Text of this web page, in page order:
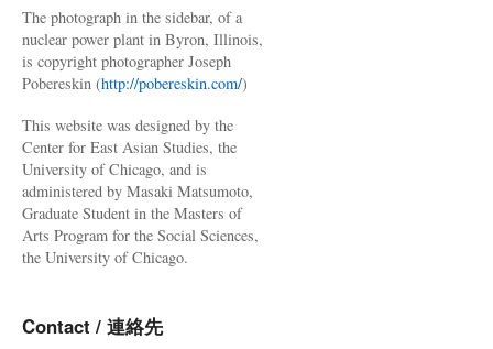
The photograph in the sidebar, of a
nuclear power plant in Byron, Illinois,
is copyright photographer Joseph
Pobereskin (http://pobereskin.com/)
This website was designed by the
Center for East Asian Studies, the
University of Chicago, and is
administered by Masaki Matsumoto,
Graduate Student in the Masters of
Arts Program for the Social Sciences,
the University of Chicago.
Contact / 連絡先